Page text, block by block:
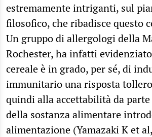
estremamente intriganti, sul
filosofico, che ribadisce questo
Un gruppo di allergologi della
Rochester, ha infatti
cereale è in grado, per sé, di
immunitario una risposta
quindi alla accettabilità da
della sostanza alimentare
alimentazione (Yamazaki K et